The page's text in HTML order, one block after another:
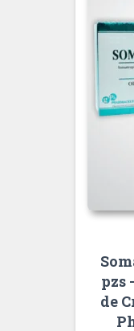
pzs
de